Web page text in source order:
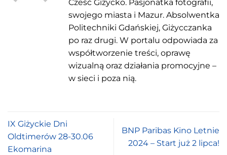
Cześć Giżycko. Pasjonatka fotografii,
swojego miasta i Mazur. Absolwentka
Politechniki Gdańskiej, Giżycczanka
po raz drugi. W portalu odpowiada za
współtworzenie treści, oprawę
wizualną oraz działania promocyjne –
w sieci i poza nią.
IX Giżyckie Dni
Oldtimerów 28-30.06
Ekomarina
BNP Paribas Kino Letnie
2024 – Start już 2 lipca!